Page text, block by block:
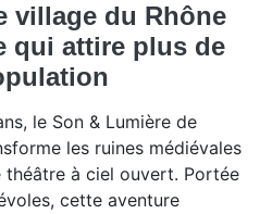
village du Rhône
qui attire plus de
le Son & Lumière de
les ruines médiévales
théâtre à ciel ouvert. Portée
cette aventure